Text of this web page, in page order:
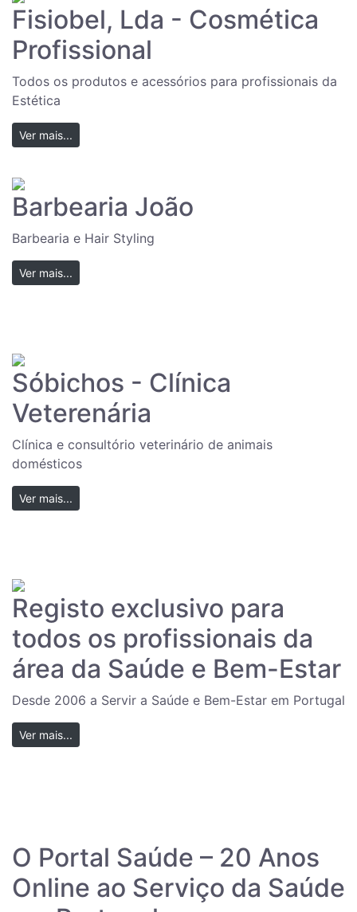
Fisiobel, Lda - Cosmética
Profissional
Todos os produtos e acessórios para profissionais da
Estética
Ver mais...
Barbearia João
Barbearia e Hair Styling
Ver mais...
Sóbichos - Clínica
Veterenária
Clínica e consultório veterinário de animais
domésticos
Ver mais...
Registo exclusivo para
todos os profissionais da
área da Saúde e Bem-Estar
Desde 2006 a Servir a Saúde e Bem-Estar em Portugal
Ver mais...
O Portal Saúde – 20 Anos
Online ao Serviço da Saúde